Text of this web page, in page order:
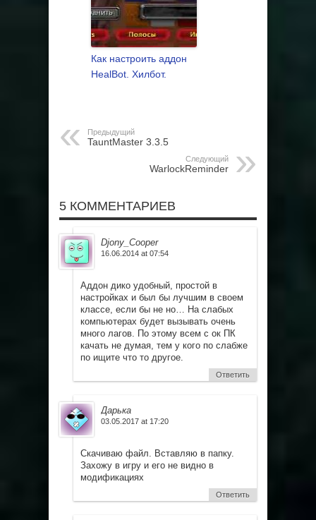
Как настроить аддон
HealBot. Хилбот.
Предыдущий
TauntMaster 3.3.5
Следующий
WarlockReminder
5 КОММЕНТАРИЕВ
Djony_Cooper
16.06.2014 at 07:54
Аддон дико удобный, простой в
настройках и был бы лучшим в своем
классе, если бы не но… На слабых
компьютерах будет вызывать очень
много лагов. По этому всем с ок ПК
качать не думая, тем у кого по слабже
по ищите что то другое.
Ответить
Дарька
03.05.2017 at 17:20
Скачиваю файл. Вставляю в папку.
Захожу в игру и его не видно в
модификациях
Ответить